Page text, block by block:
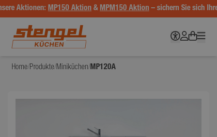
Aktionen:MP150 Aktion & MPM150 Aktion– sichern Sie sich
Home/Produkte/Miniküchen/MP120A